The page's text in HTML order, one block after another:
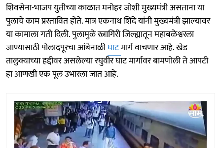
शिवसेना-भाजप युतीच्या काळात मनोहर जोशी मुख्यमंत्री असताना या
पुलाचे काम प्रस्तावित होते. मात्र एकनाथ शिंदे यांनी मुख्यमंत्री झाल्यावर
या कामाला गती दिली. पुलामुळे रत्नागिरी जिल्ह्यातून महाबळेश्वरला
जाण्यासाठी पोलादपूरचा आंबेनाळीघाटमार्ग वाचणार आहे. खेड
तालुक्याच्या हद्दीवर असलेल्या रघुवीर घाट मार्गावर बामणोली ते आपटी
हा आणखी एक पूल उभारला जात आहे.